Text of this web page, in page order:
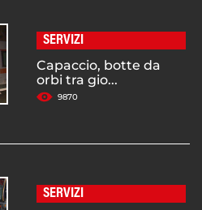
SERVIZI
Capaccio, botte da
orbi tra gio...
9870
SERVIZI